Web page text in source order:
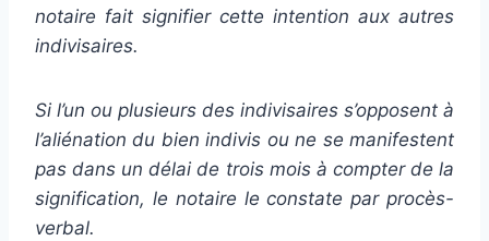
notaire fait signifier cette intention aux autres
indivisaires.
Si l’un ou plusieurs des indivisaires s’opposent à
l’aliénation du bien indivis ou ne se manifestent
pas dans un délai de trois mois à compter de la
signification, le notaire le constate par procès-
verbal.